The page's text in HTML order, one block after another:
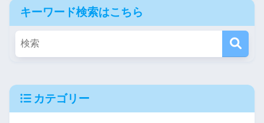
キーワード検索はこちら
カテゴリー